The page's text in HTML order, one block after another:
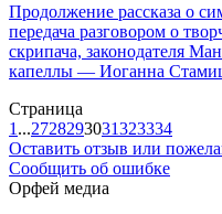
Продолжение рассказа о
передача разговором о
скрипача, законодателя
капеллы — Иоганна
Страница
1 ...2728293031323334
Оставить отзыв или
Сообщить об ошибке
Орфей медиа